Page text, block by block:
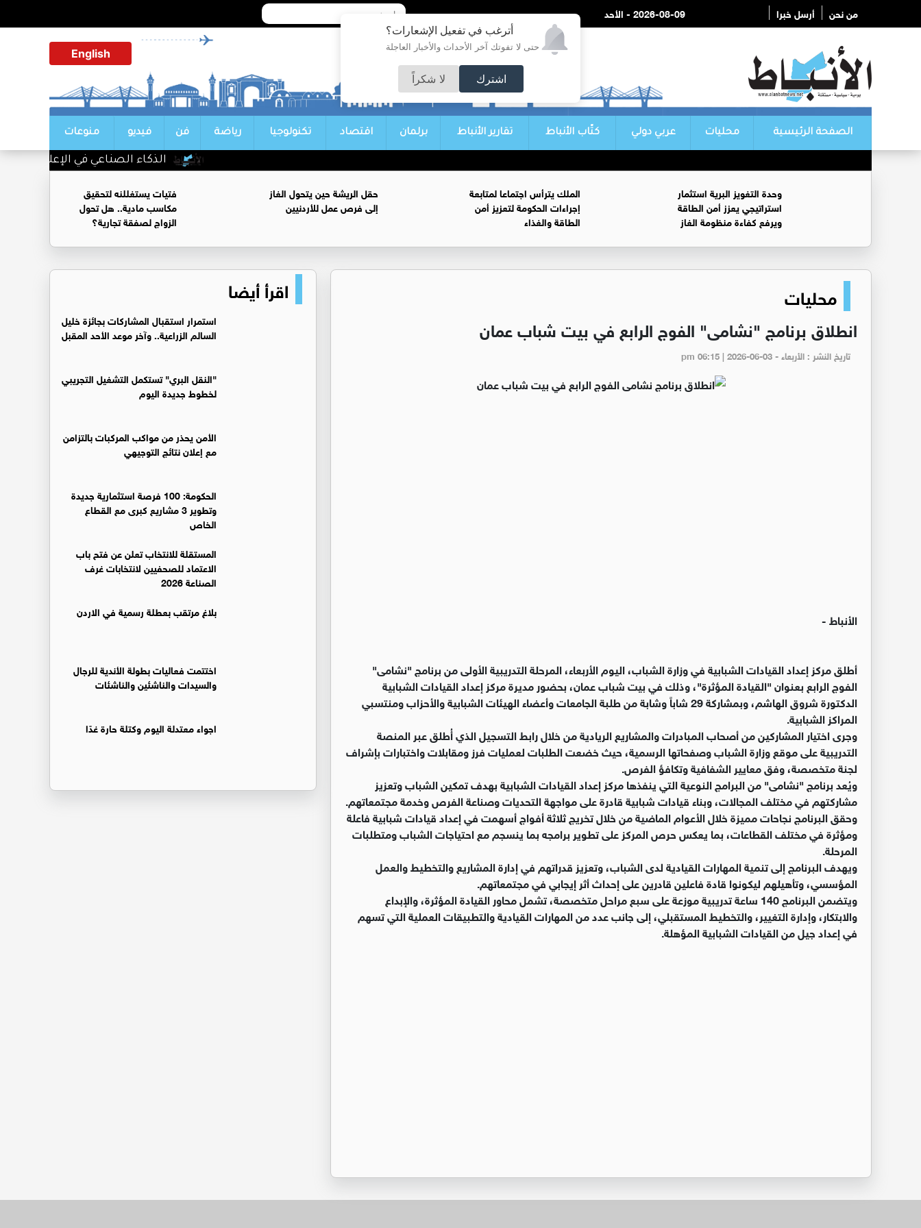
أترغب في تفعيل الإشعارات؟
حتى لا تفوتك آخر الأحداث والأخبار العاجلة
اشترك لا شكراً
من نحن أرسل خبرا 2026-08-09 - الأحد
English
الصفحة الرئيسية محليات عربي دولي كتّاب الأنباط تقارير الأنباط برلمان اقتصاد تكنولوجيا رياضة فن فيديو منوعات
الذكاء الصناعي في الإعلام الجديد
وحدة التغويز البرية استثمار
استراتيجي يعزز أمن الطاقة
ويرفع كفاءة منظومة الغاز
الملك يترأس اجتماعا لمتابعة
إجراءات الحكومة لتعزيز أمن
الطاقة والغذاء
حقل الريشة حين يتحول الغاز
إلى فرص عمل للأردنيين
فتيات يستغللنه لتحقيق
مكاسب مادية.. هل تحول
الزواج لصفقة تجارية؟
محليات
انطلاق برنامج "نشامى" الفوج الرابع في بيت شباب عمان
تاريخ النشر : الأربعاء - pm 06:15 | 2026-06-03
الأنباط -
أطلق مركز إعداد القيادات الشبابية في وزارة الشباب، اليوم الأربعاء، المرحلة التدريبية الأولى من برنامج "نشامى"
الفوج الرابع بعنوان "القيادة المؤثرة"، وذلك في بيت شباب عمان، بحضور مديرة مركز إعداد القيادات الشبابية
الدكتورة شروق الهاشم، وبمشاركة 29 شاباً وشابة من طلبة الجامعات وأعضاء الهيئات الشبابية والأحزاب ومنتسبي
المراكز الشبابية.
وجرى اختيار المشاركين من أصحاب المبادرات والمشاريع الريادية من خلال رابط التسجيل الذي أُطلق عبر المنصة
التدريبية على موقع وزارة الشباب وصفحاتها الرسمية، حيث خضعت الطلبات لعمليات فرز ومقابلات واختبارات بإشراف
لجنة متخصصة، وفق معايير الشفافية وتكافؤ الفرص.
ويُعد برنامج "نشامى" من البرامج النوعية التي ينفذها مركز إعداد القيادات الشبابية بهدف تمكين الشباب وتعزيز
مشاركتهم في مختلف المجالات، وبناء قيادات شبابية قادرة على مواجهة التحديات وصناعة الفرص وخدمة مجتمعاتهم.
وحقق البرنامج نجاحات مميزة خلال الأعوام الماضية من خلال تخريج ثلاثة أفواج أسهمت في إعداد قيادات شبابية فاعلة
ومؤثرة في مختلف القطاعات، بما يعكس حرص المركز على تطوير برامجه بما ينسجم مع احتياجات الشباب ومتطلبات
المرحلة.
ويهدف البرنامج إلى تنمية المهارات القيادية لدى الشباب، وتعزيز قدراتهم في إدارة المشاريع والتخطيط والعمل
المؤسسي، وتأهيلهم ليكونوا قادة فاعلين قادرين على إحداث أثر إيجابي في مجتمعاتهم.
ويتضمن البرنامج 140 ساعة تدريبية موزعة على سبع مراحل متخصصة، تشمل محاور القيادة المؤثرة، والإبداع
والابتكار، وإدارة التغيير، والتخطيط المستقبلي، إلى جانب عدد من المهارات القيادية والتطبيقات العملية التي تسهم
في إعداد جيل من القيادات الشبابية المؤهلة.
اقرأ أيضا
استمرار استقبال المشاركات بجائزة خليل
السالم الزراعية.. وآخر موعد الأحد المقبل
"النقل البري" تستكمل التشغيل التجريبي
لخطوط جديدة اليوم
الأمن يحذر من مواكب المركبات بالتزامن
مع إعلان نتائج التوجيهي
الحكومة: 100 فرصة استثمارية جديدة
وتطوير 3 مشاريع كبرى مع القطاع
الخاص
المستقلة للانتخاب تعلن عن فتح باب
الاعتماد للصحفيين لانتخابات غرف
الصناعة 2026
بلاغ مرتقب بعطلة رسمية في الاردن
اختتمت فعاليات بطولة الأندية للرجال
والسيدات والناشئين والناشئات
اجواء معتدلة اليوم وكتلة حارة غدًا